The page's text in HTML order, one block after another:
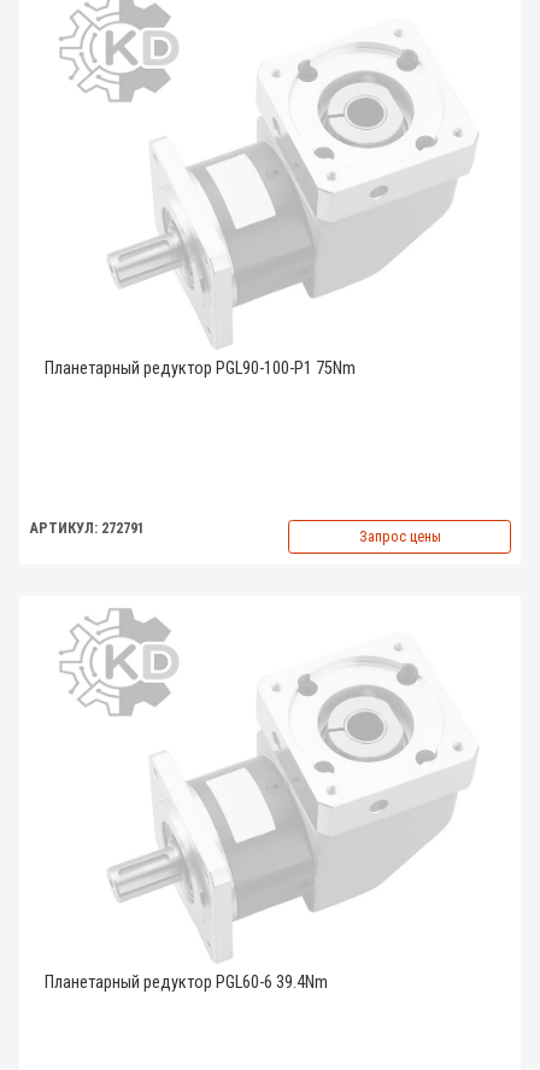
Планетарный редуктор PGL90-100-P1 75Nm
АРТИКУЛ: 272791 Запрос цены
Планетарный редуктор PGL60-6 39.4Nm